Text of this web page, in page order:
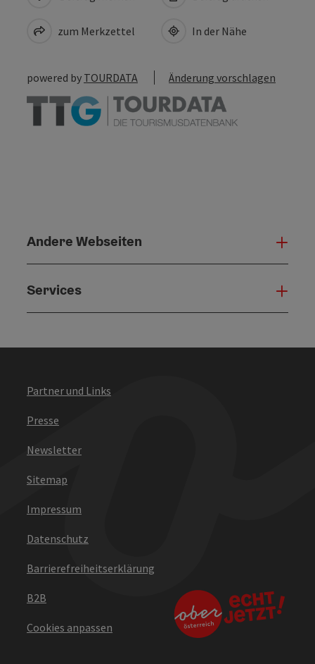
zum Merkzettel In der Nähe
powered by TOURDATA Änderung vorschlagen
Andere Webseiten
Services
Partner und Links
Presse
Newsletter
Sitemap
Impressum
Datenschutz
Barrierefreiheitserklärung
B2B
Cookies anpassen